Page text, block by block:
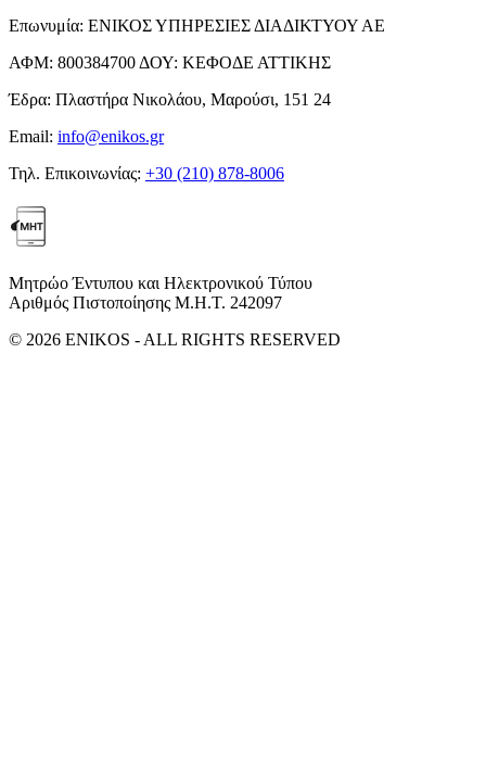
Επωνυμία: ΕΝΙΚΟΣ ΥΠΗΡΕΣΙΕΣ ΔΙΑΔΙΚΤΥΟΥ ΑΕ
ΑΦΜ: 800384700 ΔΟΥ: ΚΕΦΟΔΕ ΑΤΤΙΚΗΣ
Έδρα: Πλαστήρα Νικολάου, Μαρούσι, 151 24
Email: info@enikos.gr
Τηλ. Επικοινωνίας: +30 (210) 878-8006
Μητρώο Έντυπου και Ηλεκτρονικού Τύπου
Αριθμός Πιστοποίησης Μ.Η.Τ. 242097
© 2026 ENIKOS - ALL RIGHTS RESERVED